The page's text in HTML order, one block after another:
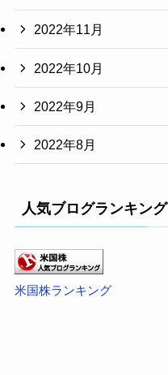
2022年11月
2022年10月
2022年9月
2022年8月
人気ブログランキング
米国株ランキング